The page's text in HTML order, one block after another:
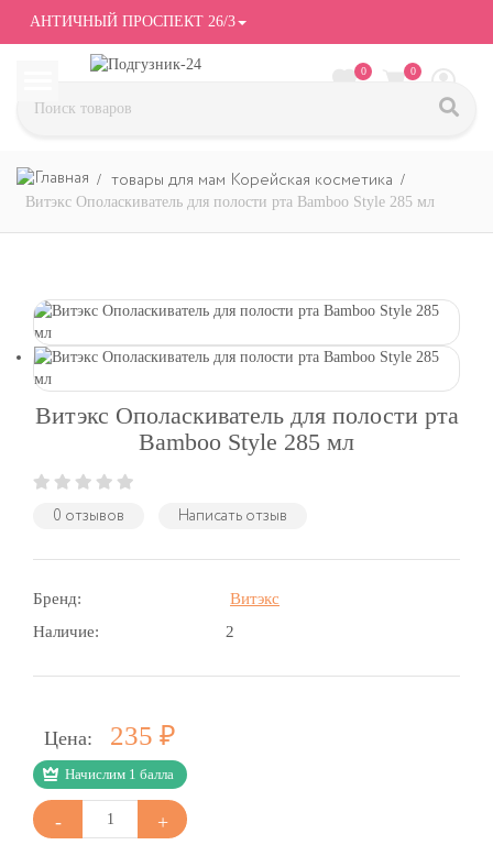
АНТИЧНЫЙ ПРОСПЕКТ 26/3
0 0
товары для мам Корейская косметика
Витэкс Ополаскиватель для полости рта Bamboo Style 285 мл
Витэкс Ополаскиватель для полости рта
Bamboo Style 285 мл
0 отзывов Написать отзыв
Бренд:
Витэкс
Наличие:
2
Цена: 235 Р
Начислим 1 балла